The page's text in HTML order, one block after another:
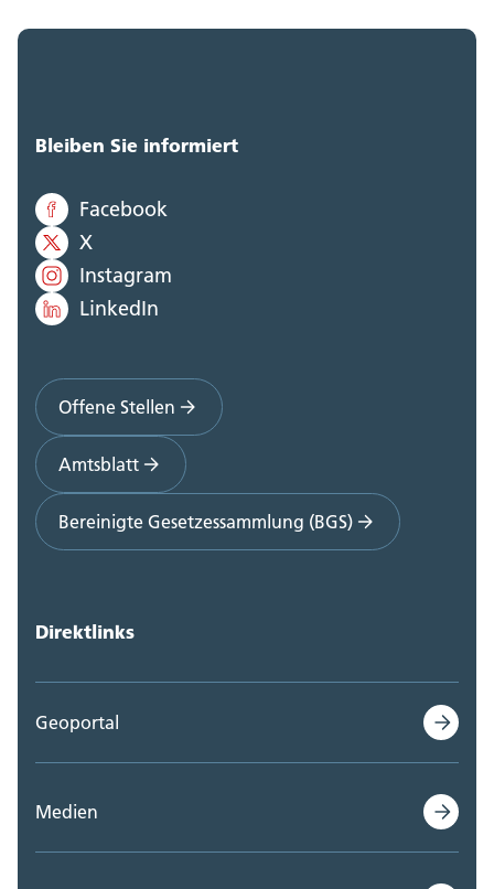
Bleiben Sie informiert
Facebook
X
Instagram
LinkedIn
Offene Stellen
Amtsblatt
Bereinigte Gesetzessammlung (BGS)
Direktlinks
Geoportal
Medien